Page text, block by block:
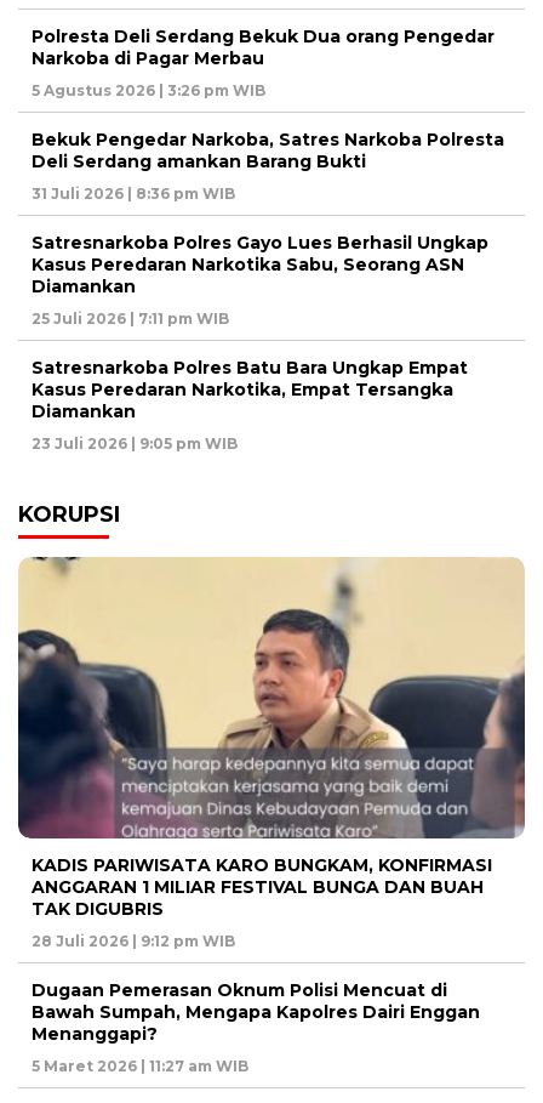
Polresta Deli Serdang Bekuk Dua orang Pengedar
Narkoba di Pagar Merbau
5 Agustus 2026 | 3:26 pm WIB
Bekuk Pengedar Narkoba, Satres Narkoba Polresta
Deli Serdang amankan Barang Bukti
31 Juli 2026 | 8:36 pm WIB
Satresnarkoba Polres Gayo Lues Berhasil Ungkap
Kasus Peredaran Narkotika Sabu, Seorang ASN
Diamankan
25 Juli 2026 | 7:11 pm WIB
Satresnarkoba Polres Batu Bara Ungkap Empat
Kasus Peredaran Narkotika, Empat Tersangka
Diamankan
23 Juli 2026 | 9:05 pm WIB
KORUPSI
KADIS PARIWISATA KARO BUNGKAM, KONFIRMASI
ANGGARAN 1 MILIAR FESTIVAL BUNGA DAN BUAH
TAK DIGUBRIS
28 Juli 2026 | 9:12 pm WIB
Dugaan Pemerasan Oknum Polisi Mencuat di
Bawah Sumpah, Mengapa Kapolres Dairi Enggan
Menanggapi?
5 Maret 2026 | 11:27 am WIB